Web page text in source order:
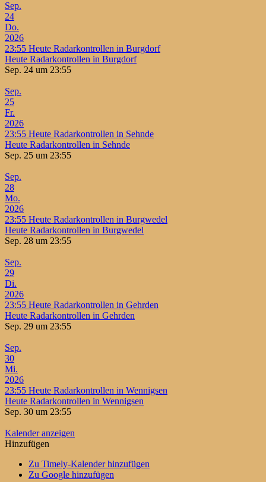
Sep.
24
Do.
2026
23:55 Heute Radarkontrollen in Burgdorf
Heute Radarkontrollen in Burgdorf
Sep. 24 um 23:55
Sep.
25
Fr.
2026
23:55 Heute Radarkontrollen in Sehnde
Heute Radarkontrollen in Sehnde
Sep. 25 um 23:55
Sep.
28
Mo.
2026
23:55 Heute Radarkontrollen in Burgwedel
Heute Radarkontrollen in Burgwedel
Sep. 28 um 23:55
Sep.
29
Di.
2026
23:55 Heute Radarkontrollen in Gehrden
Heute Radarkontrollen in Gehrden
Sep. 29 um 23:55
Sep.
30
Mi.
2026
23:55 Heute Radarkontrollen in Wennigsen
Heute Radarkontrollen in Wennigsen
Sep. 30 um 23:55
Kalender anzeigen
Hinzufügen
Zu Timely-Kalender hinzufügen
Zu Google hinzufügen